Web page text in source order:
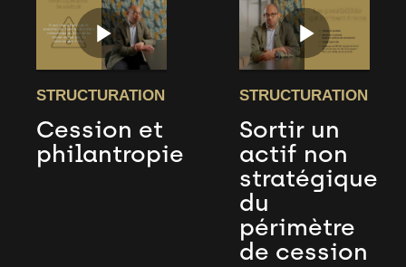
STRUCTURATION
Cession et
philantropie
STRUCTURATION
Sortir un
actif non
stratégique
du
périmètre
de cession